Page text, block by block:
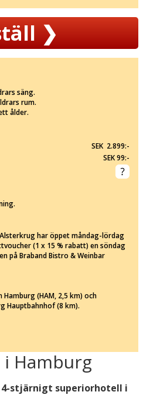
Hamburg
4-stjärnigt superiorhotell i
❯
säng.
rum.
ålder.
SEK 2.899:-
SEK 99:-
har öppet måndag-lördag
(1 x 15 % rabatt) en söndag
på Braband Bistro & Weinbar
(HAM, 2,5 km) och
Hauptbahnhof (8 km).